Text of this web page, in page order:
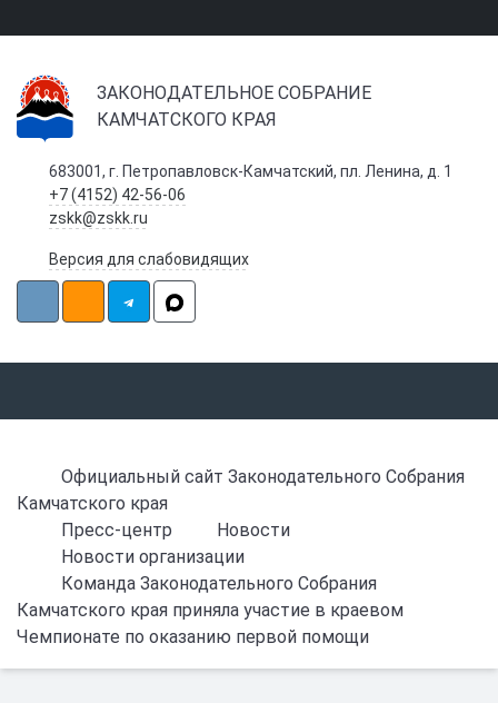
ЗАКОНОДАТЕЛЬНОЕ СОБРАНИЕ
КАМЧАТСКОГО КРАЯ
683001, г. Петропавловск-Камчатский, пл. Ленина, д. 1
+7 (4152) 42-56-06
zskk@zskk.ru
Версия для слабовидящих
Официальный сайт Законодательного Собрания
Камчатского края
Пресс-центр
Новости
Новости организации
Команда Законодательного Собрания
Камчатского края приняла участие в краевом
Чемпионате по оказанию первой помощи